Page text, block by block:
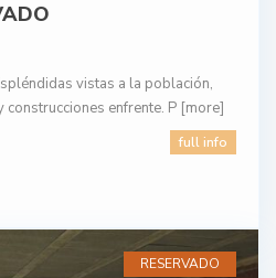
vistas a la población,
enfrente. P [more]
full info
RESERVADO